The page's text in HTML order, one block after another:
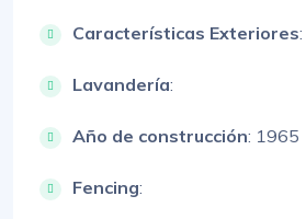
Características Exteriores:
Lavandería:
Año de construcción: 1965
Fencing: